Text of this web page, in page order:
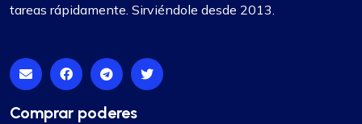
tareas rápidamente. Sirviéndole desde 2013.
Comprar poderes